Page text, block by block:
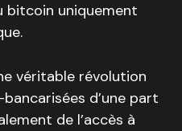
bitcoin uniquement
véritable révolution
d’une part
de l’accès à